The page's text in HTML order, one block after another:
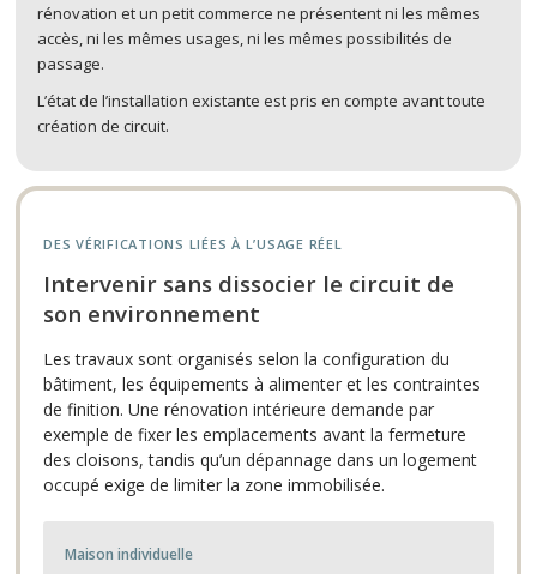
rénovation et un petit commerce ne présentent ni les mêmes
accès, ni les mêmes usages, ni les mêmes possibilités de
passage.
L’état de l’installation existante est pris en compte avant toute
création de circuit.
DES VÉRIFICATIONS LIÉES À L’USAGE RÉEL
Intervenir sans dissocier le circuit de
son environnement
Les travaux sont organisés selon la configuration du
bâtiment, les équipements à alimenter et les contraintes
de finition. Une rénovation intérieure demande par
exemple de fixer les emplacements avant la fermeture
des cloisons, tandis qu’un dépannage dans un logement
occupé exige de limiter la zone immobilisée.
Maison individuelle